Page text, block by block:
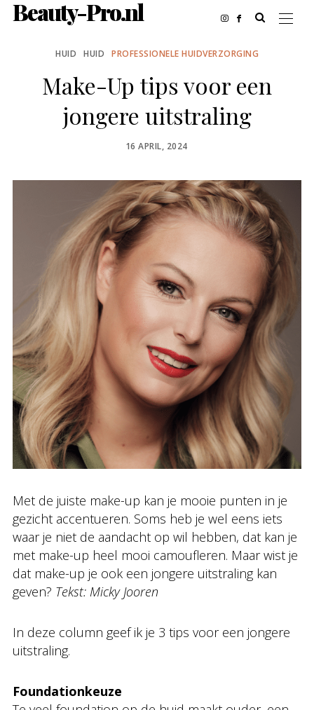
Beauty-Pro.nl
HUID HUID PROFESSIONELE HUIDVERZORGING
Make-Up tips voor een
jongere uitstraling
POSTED
16 APRIL, 2024
Met de juiste make-up kan je mooie punten in je
gezicht accentueren. Soms heb je wel eens iets
waar je niet de aandacht op wil hebben, dat kan je
met make-up heel mooi camoufleren. Maar wist je
dat make-up je ook een jongere uitstraling kan
geven? Tekst: Micky Jooren
In deze column geef ik je 3 tips voor een jongere
uitstraling.
Foundationkeuze